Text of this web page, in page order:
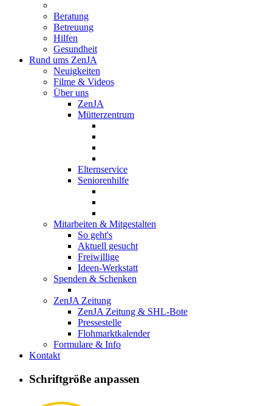
Beratung
Betreuung
Hilfen
Gesundheit
Rund ums ZenJA
Neuigkeiten
Filme & Videos
Über uns
ZenJA
Mütterzentrum
Elternservice
Seniorenhilfe
Mitarbeiten & Mitgestalten
So geht's
Aktuell gesucht
Freiwillige
Ideen-Werkstatt
Spenden & Schenken
ZenJA Zeitung
ZenJA Zeitung & SHL-Bote
Pressestelle
Flohmarktkalender
Formulare & Info
Kontakt
Schriftgröße anpassen
Wo sich